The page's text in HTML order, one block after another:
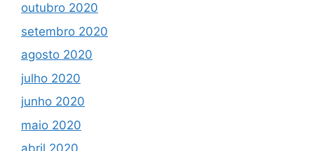
outubro 2020
setembro 2020
agosto 2020
julho 2020
junho 2020
maio 2020